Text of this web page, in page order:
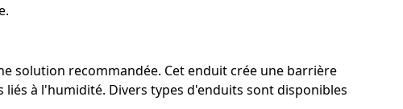
solution recommandée. Cet enduit crée une barrière
à l'humidité. Divers types d'enduits sont disponibles